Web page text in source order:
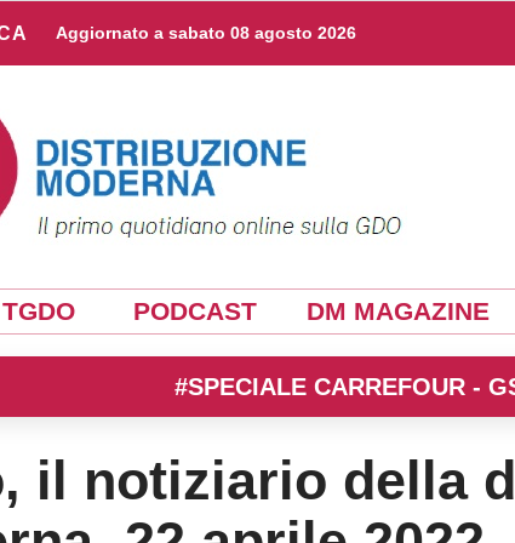
Aggiornato a sabato 08 agosto 2026
TGDO PODCAST DM MAGAZINE
#SPECIALE CARREFOUR -
il notiziario della